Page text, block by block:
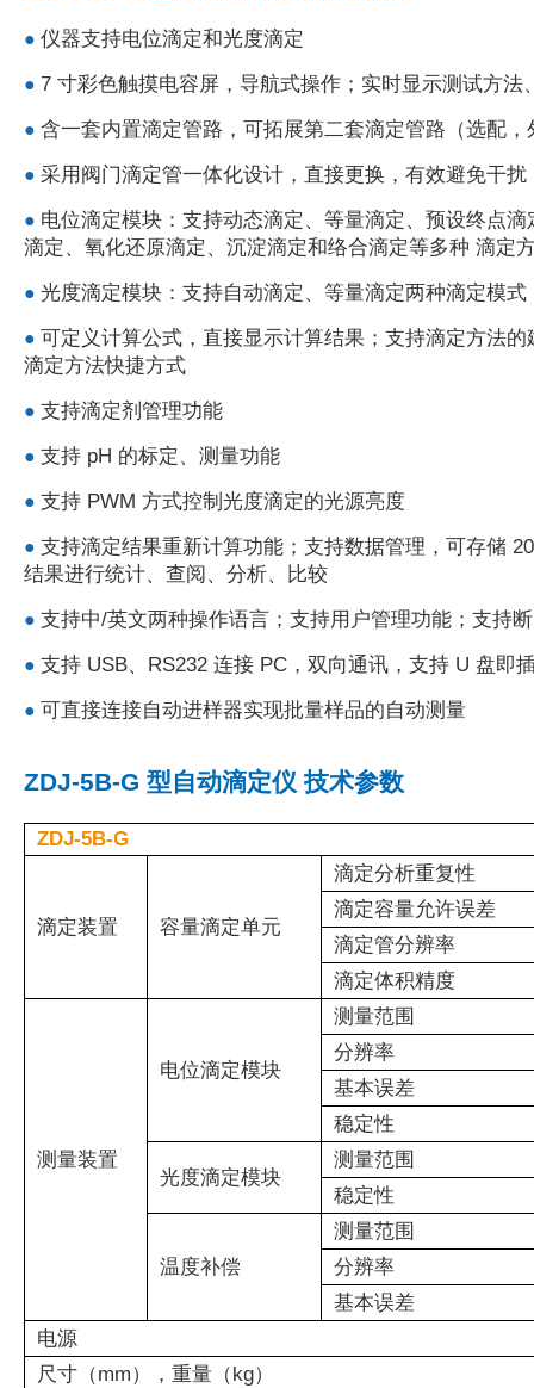
● 仪器支持电位滴定和光度滴定
● 7 寸彩色触摸电容屏，导航式操作；实时显示测试方法
● 含一套内置滴定管路，可拓展第二套滴定管路（选配，
● 采用阀门滴定管一体化设计，直接更换，有效避免干
● 电位滴定模块：支持动态滴定、等量滴定、预设终点
滴定、氧化还原滴定、沉淀滴定和络合滴定等多种 滴定
● 光度滴定模块：支持自动滴定、等量滴定两种滴定模式
● 可定义计算公式，直接显示计算结果；支持滴定方法
滴定方法快捷方式
● 支持滴定剂管理功能
● 支持 pH 的标定、测量功能
● 支持 PWM 方式控制光度滴定的光源亮度
● 支持滴定结果重新计算功能；支持数据管理，可存储
结果进行统计、查阅、分析、比较
● 支持中/英文两种操作语言；支持用户管理功能；支持
● 支持 USB、RS232 连接 PC，双向通讯，支持 U 盘即
● 可直接连接自动进样器实现批量样品的自动测量
ZDJ-5B-G 型自动滴定仪 技术参数
ZDJ-5B-G
滴定装置 容量滴定单元
滴定分析重复性
滴定容量允许误差
滴定管分辨率
滴定体积精度
测量装置
电位滴定模块
测量范围
分辨率
基本误差
稳定性
光度滴定模块
测量范围
稳定性
温度补偿
测量范围
分辨率
基本误差
电源
尺寸（mm），重量（kg）